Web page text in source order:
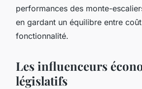
performances des monte-
en gardant un équilibre entre
fonctionnalité.
Les influenceurs
législatifs